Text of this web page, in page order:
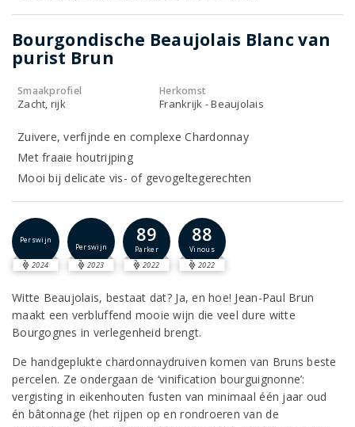
Bourgondische Beaujolais Blanc van
purist Brun
Smaakprofiel
Zacht, rijk
Herkomst
Frankrijk - Beaujolais
Zuivere, verfijnde en complexe Chardonnay
Met fraaie houtrijping
Mooi bij delicate vis- of gevogeltegerechten
Perswijn
2024
Perswijn
2023
89
Parker
2022
88
Vinous
2022
Witte Beaujolais, bestaat dat? Ja, en hoe! Jean-Paul Brun
maakt een verbluffend mooie wijn die veel dure witte
Bourgognes in verlegenheid brengt.
De handgeplukte chardonnaydruiven komen van Bruns beste
percelen. Ze ondergaan de ‘vinification bourguignonne’:
vergisting in eikenhouten fusten van minimaal één jaar oud
én bâtonnage (het rijpen op en rondroeren van de